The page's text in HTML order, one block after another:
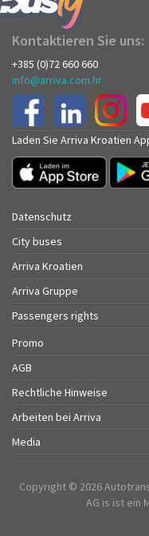
Kontaktieren Sie uns:
+385 (0)72 660 660
info@arriva.com.hr
Laden Sie Arriva Kroatien
Datenschutz
City buses
Arriva Kroatien
Arriva Gruppe
Passengers rights
Promo
AGB
Rechtliche Hinweise
Arbeiten bei Arriva
Media
Copyright © 2026
AG is ist ein